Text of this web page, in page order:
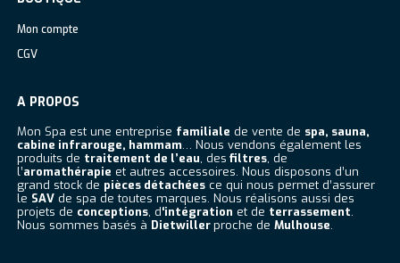
Mon compte
CGV
A PROPOS
Mon Spa est une entreprise familiale de vente de spa, sauna,
cabine infrarouge, hammam… Nous vendons également les
produits de traitement de l’eau, des filtres, de
l’aromathérapie et autres accessoires. Nous disposons d’un
grand stock de pièces détachéesce qui nous permet d’assurer
le SAVde spa de toutes marques. Nous réalisons aussi des
projets de conceptions, d‘intégration et de terrassement.
Nous sommes basés à Dietwillerproche de Mulhouse.